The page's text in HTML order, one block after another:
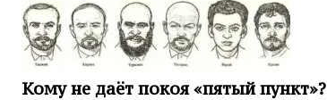
Кому не даёт покоя «пятый пункт»?